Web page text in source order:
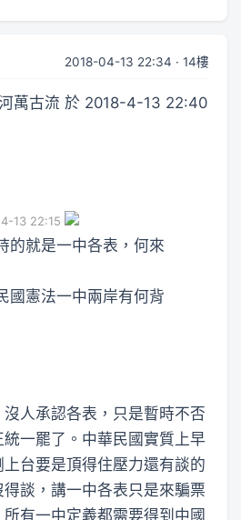
2018-04-13 22:34 · 14樓
萬古流 於 2018-4-13 22:40
13 22:15
的就是一中各表，何來
國憲法一中兩岸有何背
人承認各表，只是暫時不否
一罷了。中華民國實質上早
台要是頂得住壓力還有談的
談，講一中各表只是來騙票
有一中定義都需要得到中國